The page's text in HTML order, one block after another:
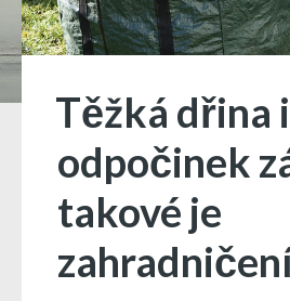
Těžká dřina i
odpočinek
takové je